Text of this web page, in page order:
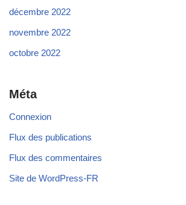
décembre 2022
novembre 2022
octobre 2022
Méta
Connexion
Flux des publications
Flux des commentaires
Site de WordPress-FR